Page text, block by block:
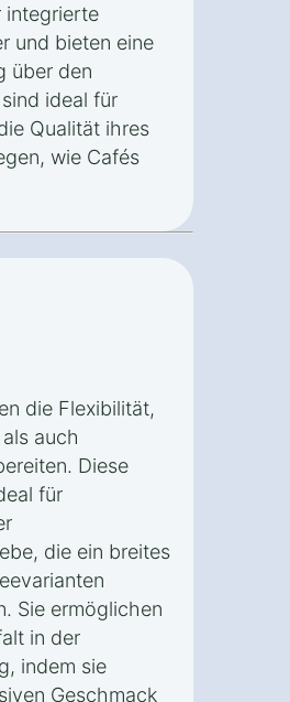
integrierte
und bieten eine
über den
ideal für
Qualität ihres
wie Cafés
die Flexibilität,
auch
Diese
für
die ein breites
Sie ermöglichen
in der
indem sie
Geschmack